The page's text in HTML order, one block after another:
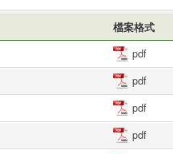
檔案格式
pdf
pdf
pdf
pdf